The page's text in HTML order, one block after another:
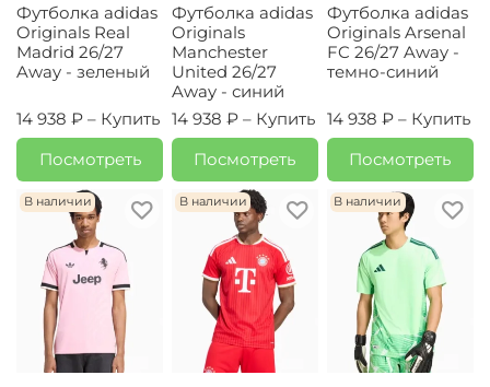
Футболка adidas
Originals Real
Madrid 26/27
Away - зеленый
14 938 ₽ – Купить
Посмотреть
Футболка adidas
Originals
Manchester
United 26/27
Away - синий
14 938 ₽ – Купить
Посмотреть
Футболка adidas
Originals Arsenal
FC 26/27 Away -
темно-синий
14 938 ₽ – Купить
Посмотреть
В наличии В наличии В наличии